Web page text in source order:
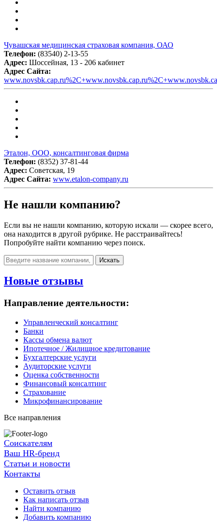
Чувашская медицинская страховая компания, ОАО
Телефон: (83540) 2-13-55
Адрес: Шоссейная, 13 - 206 кабинет
Адрес Сайта:
Эталон, ООО, консалтинговая фирма
Телефон: (8352) 37-81-44
Адрес: Советская, 19
Адрес Сайта: www.etalon-company.ru
Не нашли компанию?
Если вы не нашли компанию, которую искали — скорее всего,
она находится в другой рубрике. Не расстраивайтесь!
Попробуйте найти компанию через поиск.
Искать
Новые отзывы
Направление деятельности:
Управленческий консалтинг
Банки
Кассы обмена валют
Ипотечное / Жилищное кредитование
Бухгалтерские услуги
Аудиторские услуги
Оценка собственности
Финансовый консалтинг
Страхование
Микрофинансирование
Все направления
Соискателям
Ваш HR-бренд
Статьи и новости
Контакты
Оставить отзыв
Как написать отзыв
Найти компанию
Добавить компанию